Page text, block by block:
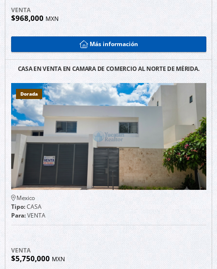
VENTA
$968,000MXN
Más información
CASA EN VENTA EN CAMARA DE COMERCIO AL NORTE DE MÉRIDA.
Dorada
Mexico
Tipo:CASA
Para:VENTA
VENTA
$5,750,000MXN